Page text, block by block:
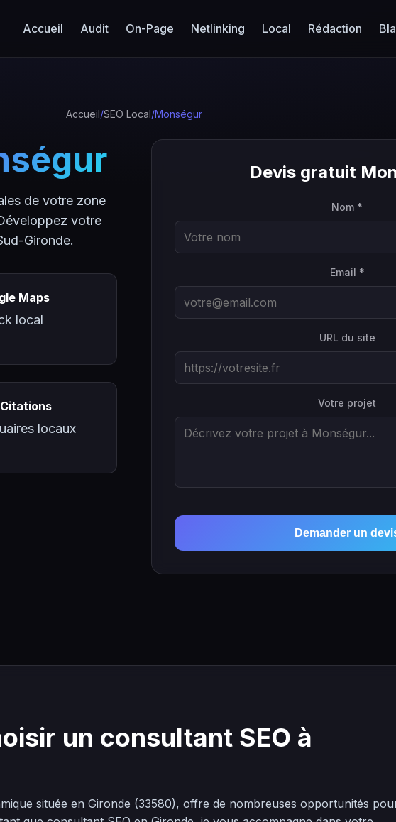
Accueil Audit On-Page Netlinking Local Rédaction
Accueil/SEO Local/Monségur
de votre zone
votre
Gironde.
Maps
local
Citations
locaux
Devis gratuit
Nom *
Email *
URL du site
Votre projet
Demander un
un consultant SEO à
située en Gironde (33580), offre de nombreuses opportunités